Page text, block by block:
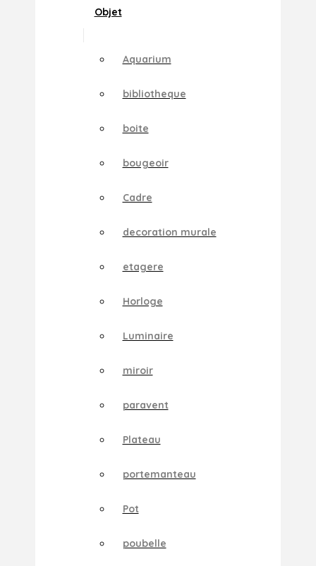
Objet
Aquarium
bibliotheque
boite
bougeoir
Cadre
decoration murale
etagere
Horloge
Luminaire
miroir
paravent
Plateau
portemanteau
Pot
poubelle